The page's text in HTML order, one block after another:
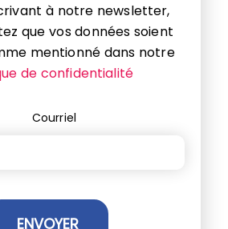
à notre newsletter,
que vos données soient
mentionné dans notre
de confidentialité
Courriel